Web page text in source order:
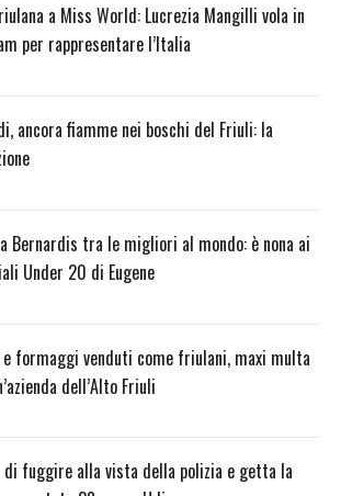
a Miss World: Lucrezia Mangilli vola in
per rappresentare l’Italia
ancora fiamme nei boschi del Friuli: la
Bernardis tra le migliori al mondo: è nona ai
Under 20 di Eugene
formaggi venduti come friulani, maxi multa
dell’Alto Friuli
di fuggire alla vista della polizia e getta la